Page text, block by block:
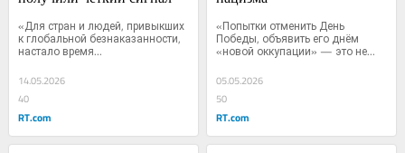
«Для стран и людей, привыкших
к глобальной безнаказанности,
настало время...
14.05.2026
40
RT.com
«Попытки отменить День
Победы, объявить его днём
«новой оккупации» — это не...
05.05.2026
50
RT.com